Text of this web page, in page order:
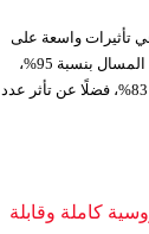
تأثيرات واسعة على
التجارة العالمية، مع تراجع صادرات الغاز الطبيعي المسال بنسبة 95%،
إلى جانب انخفاض صادرات أسمدة اليوريا بنسبة 83%، فضلًا عن تأثر عدد
كاملة وقابلة